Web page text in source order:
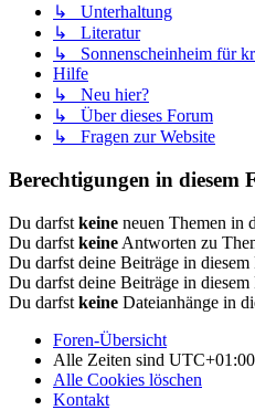
↳ Unterhaltung
↳ Literatur
↳ Sonnenscheinheim für
Hilfe
↳ Neu hier?
↳ Über dieses Forum
↳ Fragen zur Website
Berechtigungen in diesem
Du darfst keine neuen Themen in
Du darfst keine Antworten zu
Du darfst deine Beiträge in diesem
Du darfst deine Beiträge in diesem
Du darfst keine Dateianhänge in
Foren-Übersicht
Alle Zeiten sind UTC+01:00
Alle Cookies löschen
Kontakt